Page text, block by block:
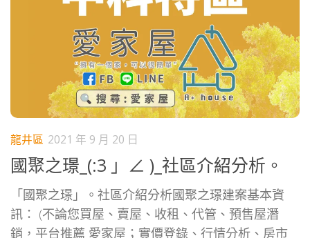
龍井區 2021 年 9 月 20 日
國聚之璟_(:3 」∠ )_社區介紹分析。
「國聚之璟」。社區介紹分析國聚之璟建案基本資
訊： (不論您買屋、賣屋、收租、代管、預售屋潛
銷，平台推薦 愛家屋；實價登錄、行情分析、房市